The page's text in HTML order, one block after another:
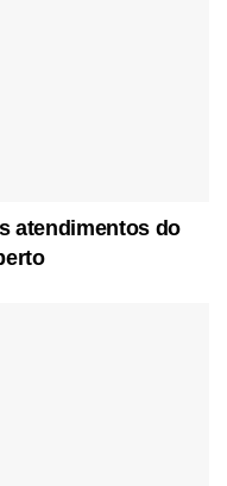
atendimentos do